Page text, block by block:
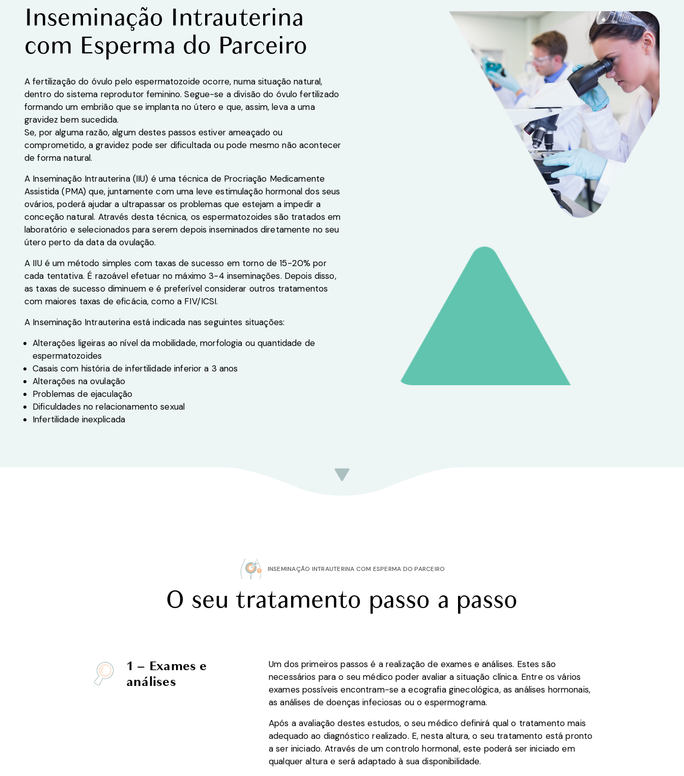
Inseminação Intrauterina
com Esperma do Parceiro
A fertilização do óvulo pelo espermatozoide ocorre, numa situação natural,
dentro do sistema reprodutor feminino. Segue-se a divisão do óvulo fertilizado
formando um embrião que se implanta no útero e que, assim, leva a uma
gravidez bem sucedida.
Se, por alguma razão, algum destes passos estiver ameaçado ou
comprometido, a gravidez pode ser dificultada ou pode mesmo não acontecer
de forma natural.
A Inseminação Intrauterina (IIU) é uma técnica de Procriação Medicamente
Assistida (PMA) que, juntamente com uma leve estimulação hormonal dos seus
ovários, poderá ajudar a ultrapassar os problemas que estejam a impedir a
conceção natural. Através desta técnica, os espermatozoides são tratados em
laboratório e selecionados para serem depois inseminados diretamente no seu
útero perto da data da ovulação.
A IIU é um método simples com taxas de sucesso em torno de 15-20% por
cada tentativa. É razoável efetuar no máximo 3-4 inseminações. Depois disso,
as taxas de sucesso diminuem e é preferível considerar outros tratamentos
com maiores taxas de eficácia, como a FIV/ICSI.
A Inseminação Intrauterina está indicada nas seguintes situações:
Alterações ligeiras ao nível da mobilidade, morfologia ou quantidade de
espermatozoides
Casais com história de infertilidade inferior a 3 anos
Alterações na ovulação
Problemas de ejaculação
Dificuldades no relacionamento sexual
Infertilidade inexplicada
INSEMINAÇÃO INTRAUTERINA COM ESPERMA DO PARCEIRO
O seu tratamento passo a passo
1 – Exames e
análises
Um dos primeiros passos é a realização de exames e análises. Estes são
necessários para o seu médico poder avaliar a situação clínica. Entre os vários
exames possíveis encontram-se a ecografia ginecológica, as análises hormonais,
as análises de doenças infeciosas ou o espermograma.
Após a avaliação destes estudos, o seu médico definirá qual o tratamento mais
adequado ao diagnóstico realizado. E, nesta altura, o seu tratamento está pronto
a ser iniciado. Através de um controlo hormonal, este poderá ser iniciado em
qualquer altura e será adaptado à sua disponibilidade.